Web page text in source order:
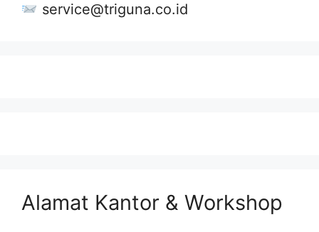
service@triguna.co.id
Alamat Kantor & Workshop